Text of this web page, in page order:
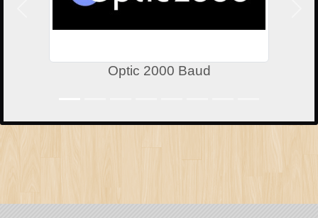
Optic 2000 Baud